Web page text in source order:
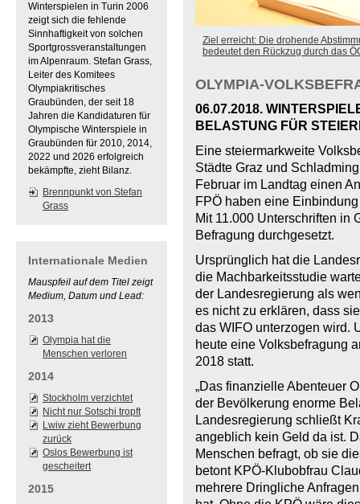
Winterspielen in Turin 2006
zeigt sich die fehlende
Sinnhaftigkeit von solchen
Sportgrossveranstaltungen
im Alpenraum. Stefan Grass,
Leiter des Komitees
Olympiakritisches
Graubünden, der seit 18
Jahren die Kandidaturen für
Olympische Winterspiele in
Graubünden für 2010, 2014,
2022 und 2026 erfolgreich
bekämpfte, zieht Bilanz.
Brennpunkt von Stefan
Grass
Internationale Medien
Mauspfeil auf dem Titel zeigt
Medium, Datum und Lead:
2013
Olympia hat die
Menschen verloren
2014
Stockholm verzichtet
Nicht nur Sotschi tropft
Lwiw zieht Bewerbung
zurück
Oslos Bewerbung ist
gescheitert
2015
Ziel erreicht: Die drohende
bedeutet den Rückzug durch das
OLYMPIA-
06.07.2018.
BELASTUNG FÜR
Eine steiermarkweite
Städte Graz und
Februar im Landtag einen
FPÖ haben eine
Mit 11.000 Unterschriften in
Befragung durchgesetzt.
Ursprünglich hat die
die Machbarkeitsstudie
der Landesregierung als
es nicht zu erklären, dass
das WIFO unterzogen wird.
heute eine Volksbefragung
2018 statt.
„Das finanzielle Abenteuer
der Bevölkerung enorme
Landesregierung schließt
angeblich kein Geld da ist.
Menschen befragt, ob sie
betont KPÖ-Klubobfrau
mehrere Dringliche